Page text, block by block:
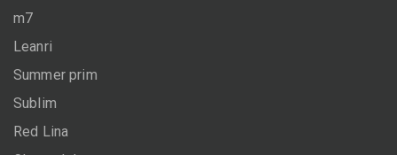
m7
Leanri
Summer prim
Sublim
Red Lina